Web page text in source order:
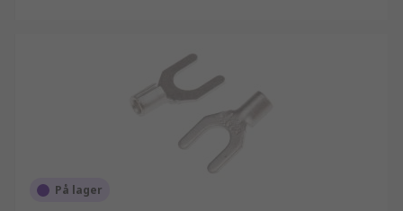
På lager